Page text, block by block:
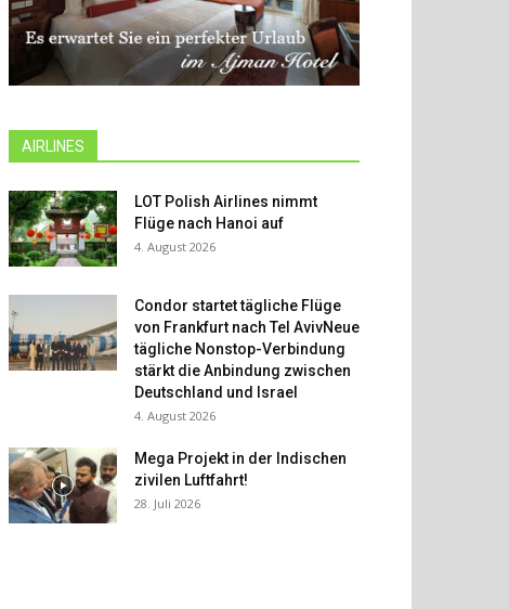
AIRLINES
LOT Polish Airlines nimmt
Flüge nach Hanoi auf
4. August 2026
Condor startet tägliche Flüge
von Frankfurt nach Tel AvivNeue
tägliche Nonstop-Verbindung
stärkt die Anbindung zwischen
Deutschland und Israel
4. August 2026
Mega Projekt in der Indischen
zivilen Luftfahrt!
28. Juli 2026